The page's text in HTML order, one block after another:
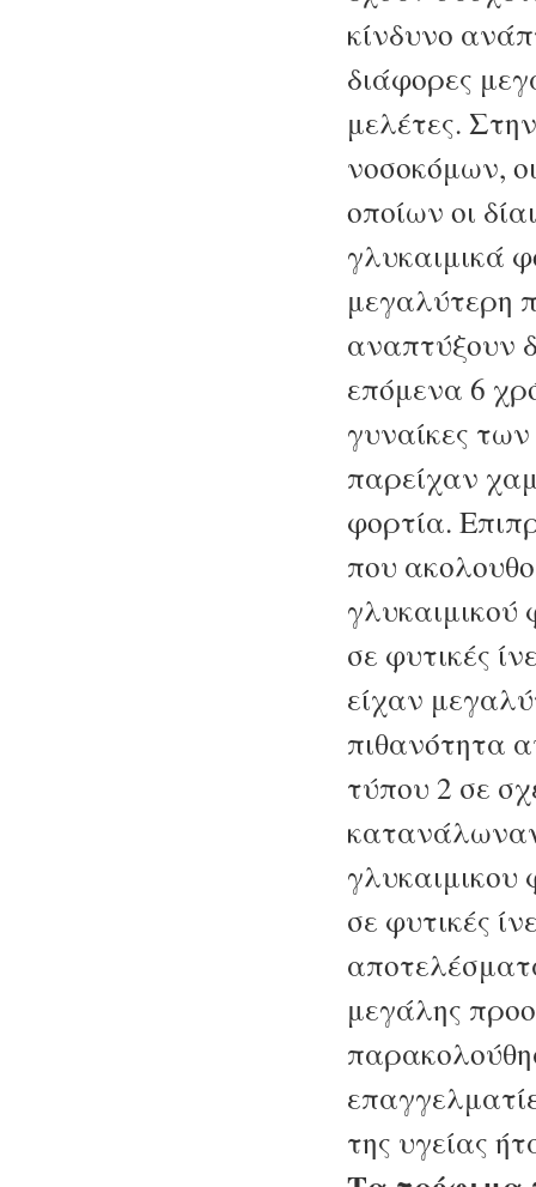
κίνδυνο
διάφορες
μελέτες.
νοσοκόμων,
οποίων οι
γλυκαιμικά
μεγαλύτερη
αναπτύξουν
επόμενα 6
γυναίκες των
παρείχαν
φορτία.
που
γλυκαιμικού
σε φυτικές
είχαν
πιθανότητα
τύπου 2 σε
γλυκαιμικου
σε φυτικές
μεγάλης
της υγείας